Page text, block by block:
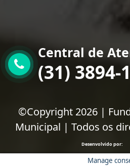
Central de
(31) 3894-
©Copyright 2026 |
Municipal | Todos os
Desenvolvido por:
Manage